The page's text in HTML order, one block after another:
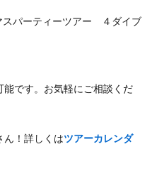
スパーティーツアー ４ダイブ
です。お気軽にご相談くだ
ん！詳しくはツアーカレンダ